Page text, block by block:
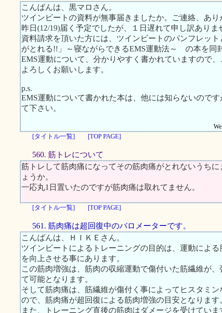
こんばんは、黒マロさん。
ツインビートの資料が無事届きましたか。ご連絡、あ
昨日(12/19)届く予定でしたが、１日遅れて申し訳ありま
資料請求を頂いた方には、ツインビートのパンフレッ
がとれる!!」～寝ながらできるEMS運動法～ の本を同
EMS運動について、分かりやすく書かれていますので
よろしくお願いします。
p.s.
EMS運動について書かれた本は、他には知らないので
て下さい。
[タイトル一覧]
[TOP PAGE]
560. 筋トレについて
筋トレして筋肉痛になってその筋肉痛がとれないうち
ょうか。
一応丸1日置いたのですが筋肉痛は取れてません。
[タイトル一覧] [TOP PAGE]
561. 筋肉痛は超回復中のバロメーターです。
こんばんは、ＨＩＫＥさん。
ツインビートによるトレーニングの目的は、運動によ
を向上させる事にあります。
この筋肉増強は、筋肉の収縮運動で傷付いた筋繊維が
て可能となります。
そして筋肉痛は、筋繊維が傷付く事によってヒスタミ
ので、筋肉痛が超回復による筋肉増強の目安となります
また、トレーニング直後の筋肉はダメージを受けてい